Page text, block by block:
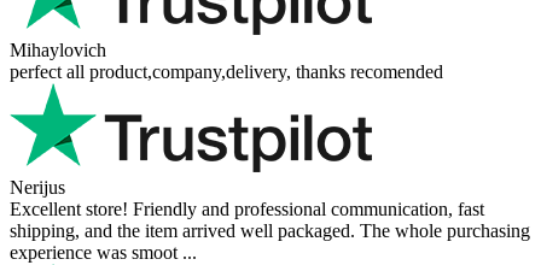
Mihaylovich
perfect all product,company,delivery, thanks recomended
Nerijus
Excellent store! Friendly and professional communication, fast
shipping, and the item arrived well packaged. The whole purchasing
experience was smoot ...